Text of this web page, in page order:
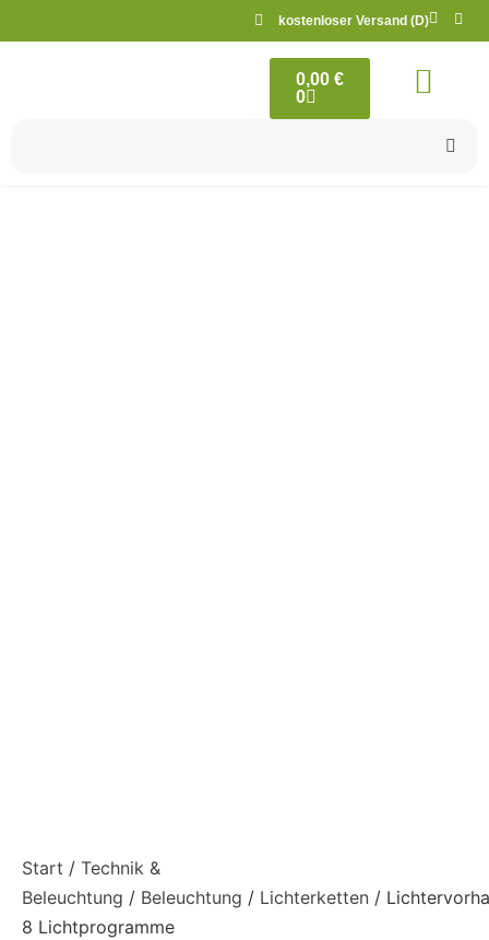
kostenloser Versand (D)
0,00€
0
Start / Technik &
Beleuchtung / Beleuchtung / Lichterketten /
8 Lichtprogramme